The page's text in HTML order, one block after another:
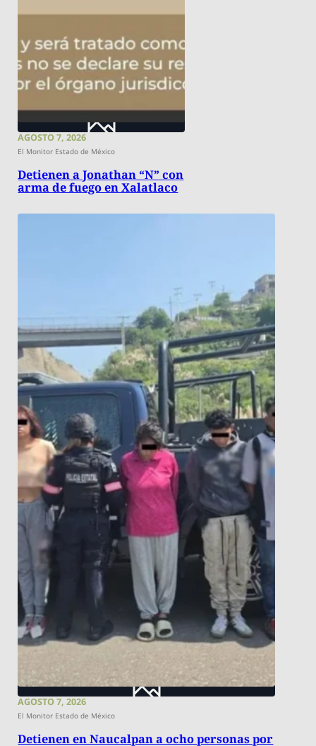
AGOSTO 7, 2026
El Monitor Estado de México
Detienen a Jonathan “N” con
arma de fuego en Xalatlaco
AGOSTO 7, 2026
El Monitor Estado de México
Detienen en Naucalpan a ocho personas por